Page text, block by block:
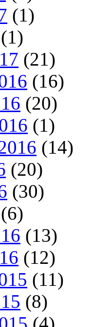
(1)
(1)
(21)
(16)
(20)
(1)
(14)
(20)
(30)
(6)
(13)
(12)
(11)
(8)